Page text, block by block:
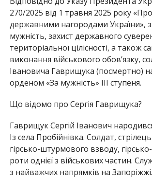
270/2025 від 1 травня 2025 року
державними нагородами України»,
мужність, захист державного
територіальної цілісності, а також
виконання військового обов’язку,
Івановича Гаврищука (посмертно)
орденом «За мужність» III ступеня.
Що відомо про Сергія Гаврищука?
Гаврищук Сергій Іванович
Із села Пробійнівка. Солдат,
гірсько-штурмового взводу,
роти однієї з військових частин.
з найважчих напрямків на Запоріжжі.